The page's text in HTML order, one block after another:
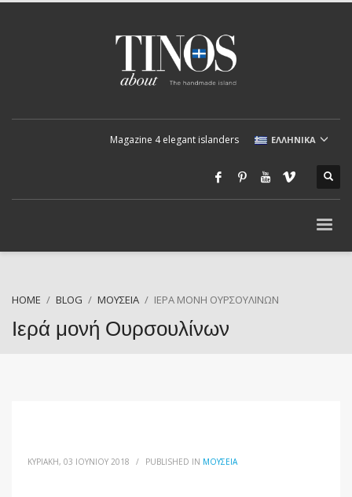
Magazine 4 elegant islanders ΕΛΛΗΝΙΚΆ
HOME BLOG ΜΟΥΣΕΊΑ ΙΕΡΆ ΜΟΝΉ ΟΥΡΣΟΥΛΊΝΩΝ
Ιερά μονή Ουρσουλίνων
ΚΥΡΙΑΚΉ, 03 ΙΟΥΝΊΟΥ 2018 / PUBLISHED IN ΜΟΥΣΕΊΑ